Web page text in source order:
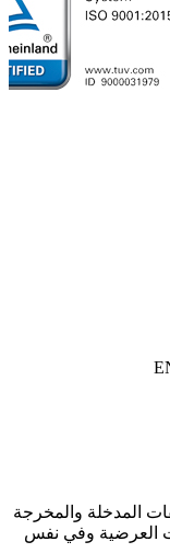
المدخلة والمخرجة
العرضية وفي نفس